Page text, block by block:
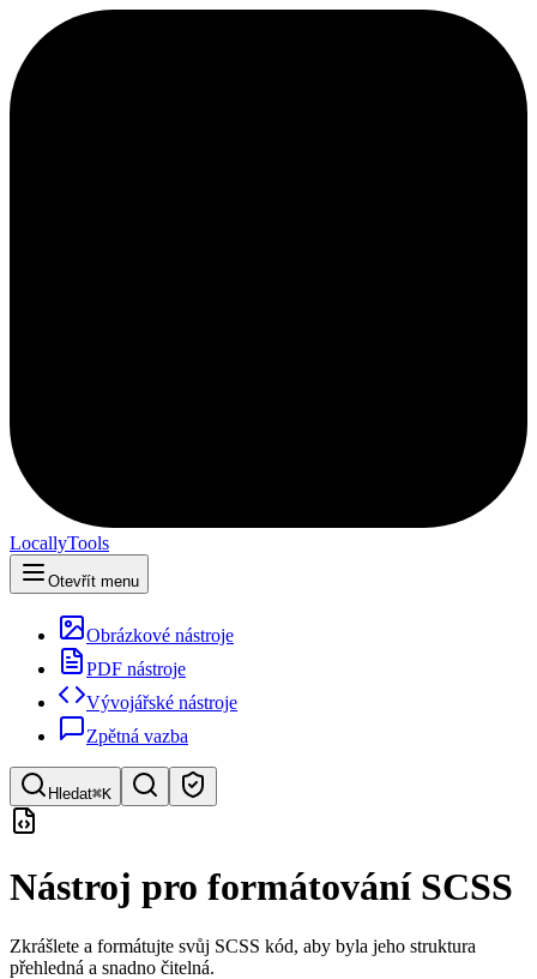
LocallyTools
Otevřít menu
Obrázkové nástroje
PDF nástroje
Vývojářské nástroje
Zpětná vazba
Hledat⌘K
Hledat nástroje
Rychlé vyhledávání nástrojů
Nástroj pro formátování SCSS
Zkrášlete a formátujte svůj SCSS kód, aby byla jeho struktura
přehledná a snadno čitelná.